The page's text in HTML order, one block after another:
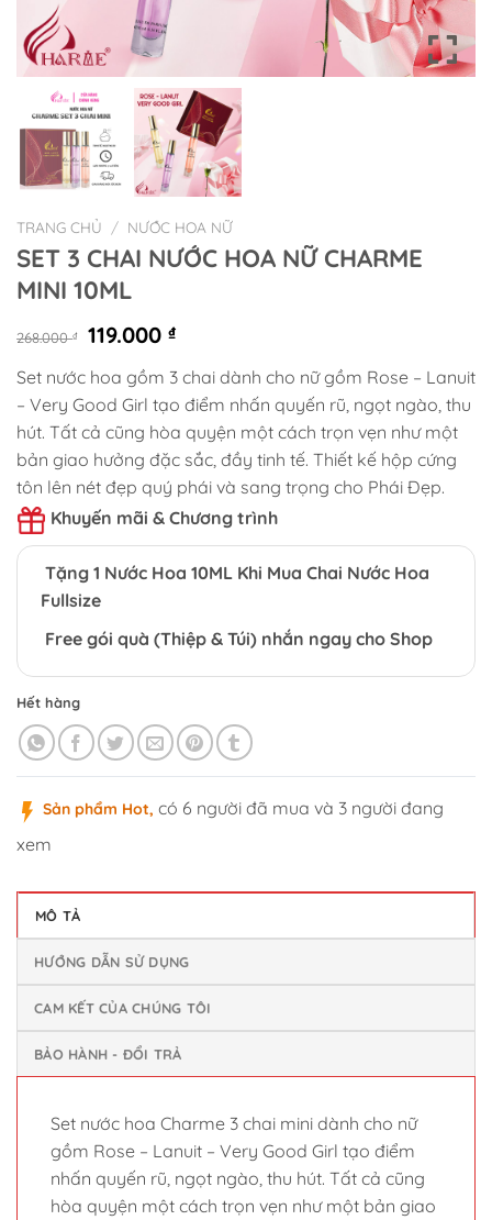
TRANG CHỦ / NƯỚC HOA NỮ
SET 3 CHAI NƯỚC HOA NỮ CHARME
MINI 10ML
268.000₫
Giá
là:
268.000 ₫.
119.000 ₫
Giá
tại
là:
119.000 ₫.
Set nước hoa gồm 3 chai dành cho nữ gồm Rose – Lanuit
– Very Good Girl tạo điểm nhấn quyến rũ, ngọt ngào, thu
hút. Tất cả cũng hòa quyện một cách trọn vẹn như một
bản giao hưởng đặc sắc, đầy tinh tế. Thiết kế hộp cứng
tôn lên nét đẹp quý phái và sang trọng cho Phái Đẹp.
Khuyến mãi & Chương trình
Tặng 1 Nước Hoa 10ML Khi Mua Chai Nước Hoa
Fullsize
Free gói quà (Thiệp & Túi) nhắn ngay cho Shop
Hết hàng
Sản phẩm Hot, có 6 người đã mua và 3 người đang
xem
MÔ TẢ
HƯỚNG DẪN SỬ DỤNG
CAM KẾT CỦA CHÚNG TÔI
BẢO HÀNH - ĐỔI TRẢ
Set nước hoa Charme 3 chai mini dành cho nữ
gồm Rose – Lanuit – Very Good Girl tạo điểm
nhấn quyến rũ, ngọt ngào, thu hút. Tất cả cũng
hòa quyện một cách trọn vẹn như một bản giao